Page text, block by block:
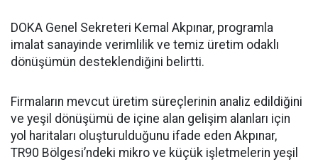
DOKA Genel Sekreteri Kemal Akpınar, programla
imalat sanayinde verimlilik ve temiz üretim odaklı
dönüşümün desteklendiğini belirtti.
Firmaların mevcut üretim süreçlerinin analiz edildiğini
ve yeşil dönüşümü de içine alan gelişim alanları için
yol haritaları oluşturulduğunu ifade eden Akpınar,
TR90 Bölgesi’ndeki mikro ve küçük işletmelerin yeşil